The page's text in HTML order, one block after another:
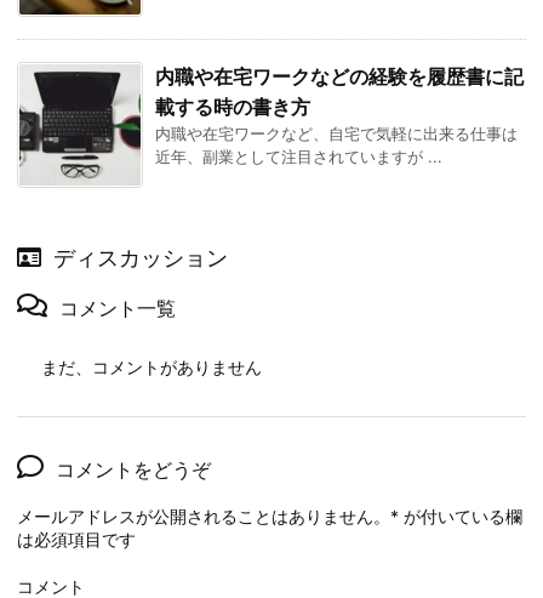
内職や在宅ワークなどの経験を履歴書に記
載する時の書き方
内職や在宅ワークなど、自宅で気軽に出来る仕事は
近年、副業として注目されていますが ...
ディスカッション
コメント一覧
まだ、コメントがありません
コメントをどうぞ
メールアドレスが公開されることはありません。 * が付いている欄
は必須項目です
コメント